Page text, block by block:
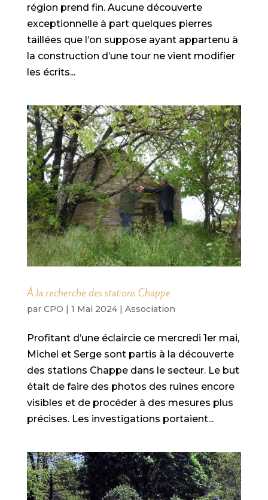
région prend fin. Aucune découverte
exceptionnelle à part quelques pierres
taillées que l’on suppose ayant appartenu à
la construction d’une tour ne vient modifier
les écrits...
À la recherche des stations Chappe
par CPO | 1 Mai 2024| Association
Profitant d’une éclaircie ce mercredi 1er mai,
Michel et Serge sont partis à la découverte
des stations Chappe dans le secteur. Le but
était de faire des photos des ruines encore
visibles et de procéder à des mesures plus
précises. Les investigations portaient...